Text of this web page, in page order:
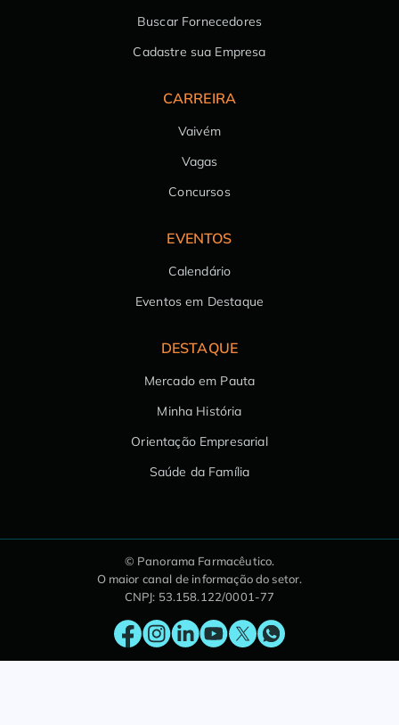
Buscar Fornecedores
Cadastre sua Empresa
CARREIRA
Vaivém
Vagas
Concursos
EVENTOS
Calendário
Eventos em Destaque
DESTAQUE
Mercado em Pauta
Minha História
Orientação Empresarial
Saúde da Família
© Panorama Farmacêutico.
O maior canal de informação do setor.
CNPJ: 53.158.122/0001-77